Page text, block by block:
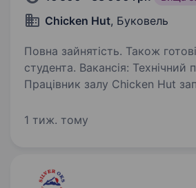
Chicken Hut, Буковель
Повна зайнятість. Також
студента. Вакансія: Технічний працівник /
Працівник залу Chicken Hut запрошує
робити: підтримувати чистоту залу, кухні
1 тиж. тому